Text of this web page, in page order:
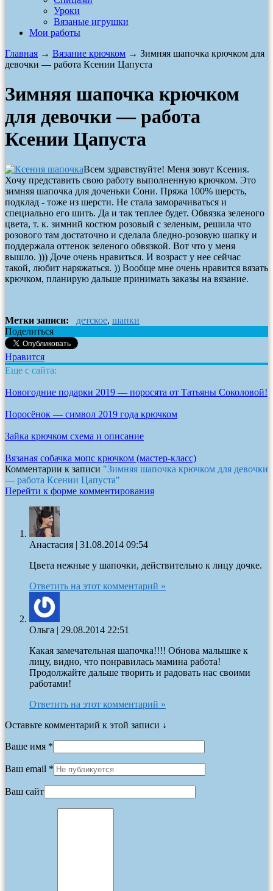
Уроки
Вязаные игрушки
Мои работы
Главная → Вязание крючком → Зимняя шапочка крючком для
девочки — работа Ксении Цапуста
Зимняя шапочка крючком
для девочки — работа
Ксении Цапуста
Всем здравствуйте! Меня зовут Ксения.
Хочу представить свою работу выполненную крючком. Это
зимняя шапочка для доченьки Сони. Пряжа 100% шерсть,
подклад - тоже из шерсти. Не стала заморачиваться и
специально его шить. Да и так теплее будет. Обвязка зеленого
цвета, т. к. зимний костюм розовый с зеленым, решила что
розового там достаточно и сделала бледно-розовую шапку и
поддержала оттенок зеленого обвязкой. Вот что у меня
вышло. ))) Доче очень нравиться. И возраст у нее сейчас
такой, любит наряжаться. )) Вообще мне очень нравится вязать
крючком, планирую дальше принимать заказы на вязание.
Метки записи: детское, шапки
Поделиться
Нравится
Еще с сайта:
Новогодние подарки 2019 — поросята от Татьяны Соколовой!
Поросёнок — символ 2019 года крючком
Зайка крючком схема и описание
Вязаная собачка мопс крючком (мастер-класс)
Комментарии к записи "Зимняя шапочка крючком для девочки
— работа Ксении Цапуста"
Перейти к форме комментирования
Анастасия | 31.08.2014 09:54
Цвета нежные у шапочки, действительно к лицу дочке.
Ответить на этот комментарий »
Ольга | 29.08.2014 22:51
Какая замечательная шапочка!!!! Обнова малышке к
лицу, видно, что понравилась мамина работа!
Продолжайте дальше творить и радовать нас своими
работами!
Ответить на этот комментарий »
Оставьте комментарий к этой записи ↓
Ваше имя *
Ваш email *
Ваш сайт